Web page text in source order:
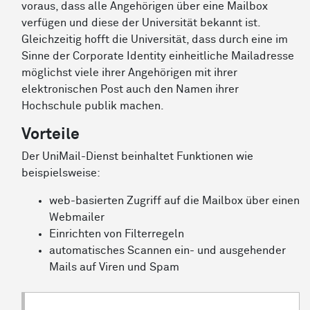
voraus, dass alle Angehörigen über eine Mailbox
verfügen und diese der Universität bekannt ist.
Gleichzeitig hofft die Universität, dass durch eine im
Sinne der Corporate Identity einheitliche Mailadresse
möglichst viele ihrer Angehörigen mit ihrer
elektronischen Post auch den Namen ihrer
Hochschule publik machen.
Vorteile
Der UniMail-Dienst beinhaltet Funktionen wie
beispielsweise:
web-basierten Zugriff auf die Mailbox über einen
Webmailer
Einrichten von Filterregeln
automatisches Scannen ein- und ausgehender
Mails auf Viren und Spam